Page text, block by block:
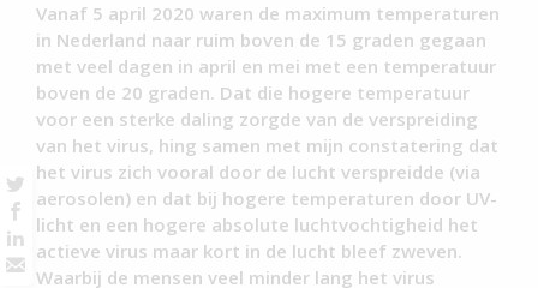
Vanaf 5 april 2020 waren de maximum temperaturen
in Nederland naar ruim boven de 15 graden gegaan
met veel dagen in april en mei met een temperatuur
boven de 20 graden. Dat die hogere temperatuur
voor een sterke daling zorgde van de verspreiding
van het virus, hing samen met mijn constatering dat
het virus zich vooral door de lucht verspreidde (via
aerosolen) en dat bij hogere temperaturen door UV-
licht en een hogere absolute luchtvochtigheid het
actieve virus maar kort in de lucht bleef zweven.
Waarbij de mensen veel minder lang het virus